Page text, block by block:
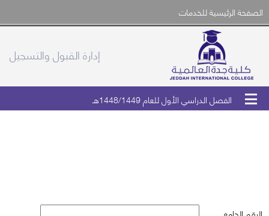
الصفحة الرئيسية للخدمات
إدارة القبول والتسجيل
الفصل الدراسي الأول للعام 1448/1449هـ